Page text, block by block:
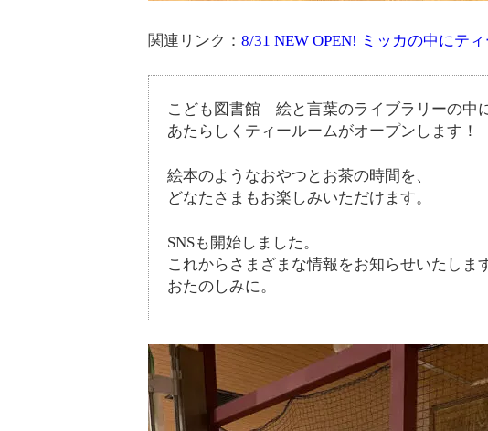
関連リンク： 8/31 NEW OPEN! ミッカの中にテ
こども図書館 絵と言葉のライブラリーの中
あたらしくティールームがオープンします！
絵本のようなおやつとお茶の時間を、
どなたさまもお楽しみいただけます。
SNSも開始しました。
これからさまざまな情報をお知らせいたしま
おたのしみに。